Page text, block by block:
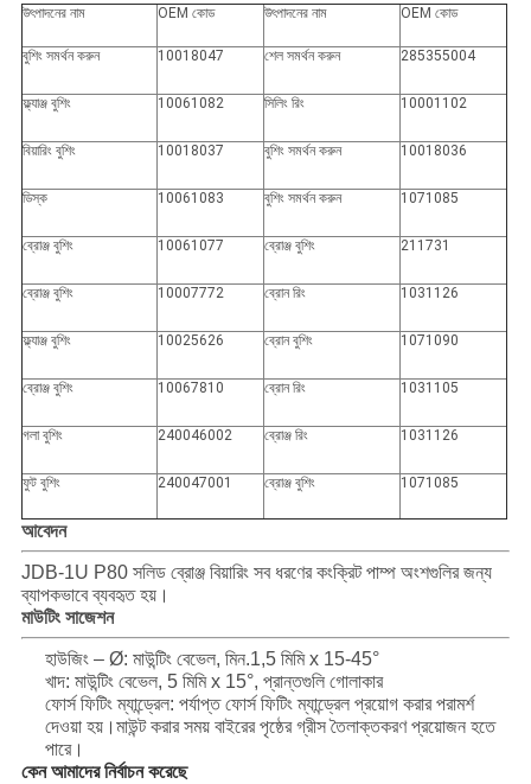
উৎপাদনের নাম OEM কোড উৎপাদনের নাম OEM কোড
বুশিং সমর্থন করুন 10018047 শেল সমর্থন করুন 285355004
ফ্ল্যাঞ্জ বুশিং 10061082 সিলিং রিং 10001102
বিয়ারিং বুশিং 10018037 বুশিং সমর্থন করুন 10018036
ডিস্ক 10061083 বুশিং সমর্থন করুন 1071085
ব্রোঞ্জ বুশিং 10061077 ব্রোঞ্জ বুশিং 211731
ব্রোঞ্জ বুশিং 10007772 ব্রোন রিং 1031126
ফ্ল্যাঞ্জ বুশিং 10025626 ব্রোন বুশিং 1071090
ব্রোঞ্জ বুশিং 10067810 ব্রোন রিং 1031105
গলা বুশিং 240046002 ব্রোঞ্জ রিং 1031126
ফুট বুশিং 240047001 ব্রোঞ্জ বুশিং 1071085
আবেদন
JDB-1U P80 সলিড ব্রোঞ্জ বিয়ারিং সব ধরণের কংক্রিট পাম্প অংশগুলির জন্য
ব্যাপকভাবে ব্যবহৃত হয়।
মাউটিং সাজেশন
হাউজিং – Ø: মাউন্টিং বেভেল, মিন.1,5 মিমি x 15-45°
খাদ: মাউন্টিং বেভেল, 5 মিমি x 15°, প্রান্তগুলি গোলাকার
ফোর্স ফিটিং ম্যান্ড্রেল: পর্যাপ্ত ফোর্স ফিটিং ম্যান্ড্রেল প্রয়োগ করার পরামর্শ
দেওয়া হয়।মাউন্ট করার সময় বাইরের পৃষ্ঠের গ্রীস তৈলাক্তকরণ প্রয়োজন হতে
পারে।
কেন আমাদের নির্বাচন করেছে